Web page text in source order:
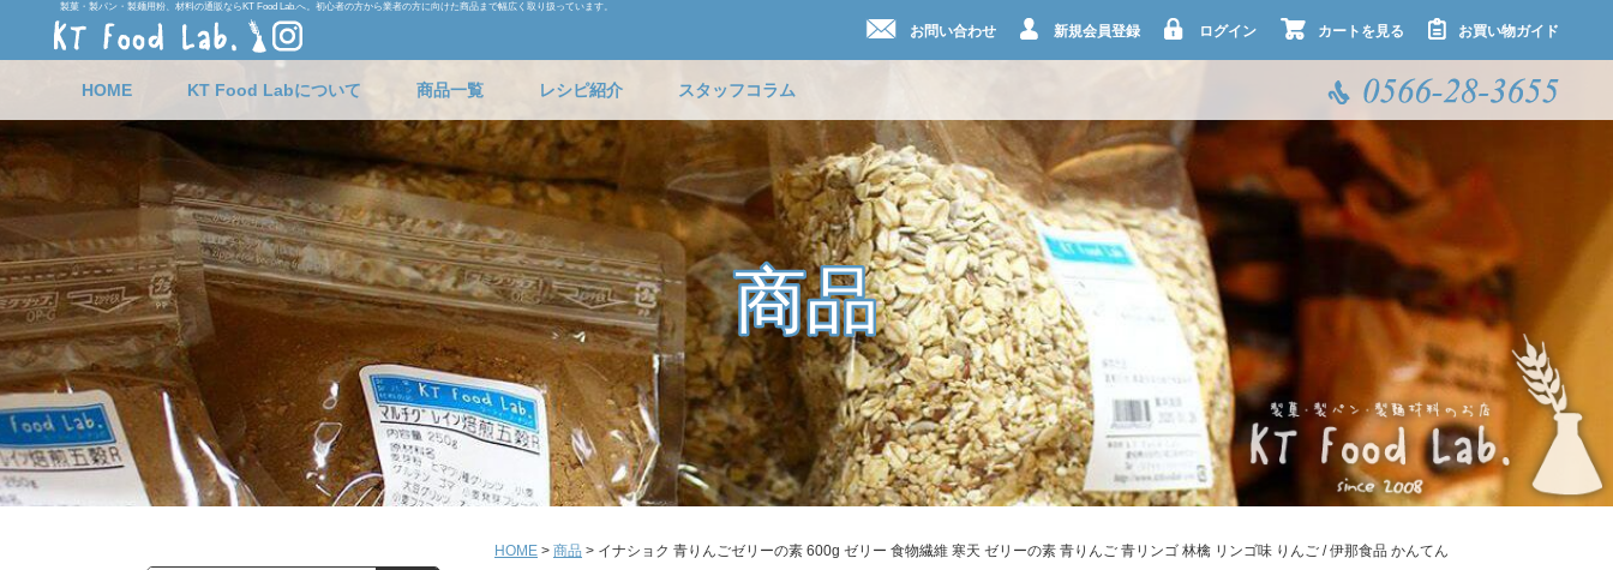
製菓・製パン・製麺用粉、材料の通販ならKT Food Lab.へ。初心者の方から業者の方に向けた商品まで幅広く取り扱っています。
お問い合わせ 新規会員登録 ログイン カートを見る お買い物ガイド
HOME KT Food Labについて 商品一覧 レシピ紹介 スタッフコラム
商品
商品
HOME > 商品 > イナショク 青りんごゼリーの素 600g ゼリー 食物繊維 寒天 ゼリーの素 青りんご 青リンゴ 林檎 リンゴ味 りんご / 伊那食品 かんてん